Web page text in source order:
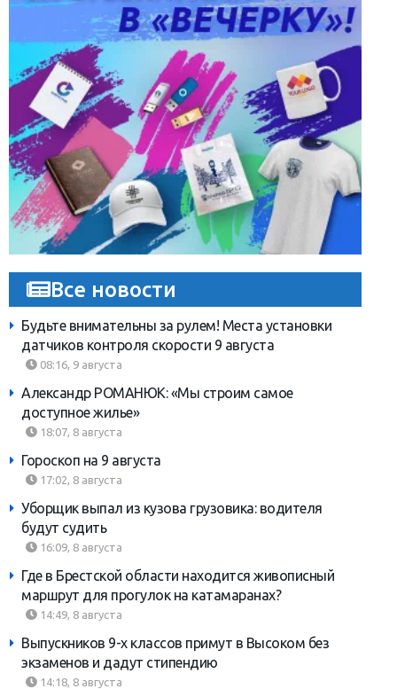
Все новости
Будьте внимательны за рулем! Места установки
датчиков контроля скорости 9 августа
08:16, 9 августа
Александр РОМАНЮК: «Мы строим самое
доступное жилье»
18:07, 8 августа
Гороскоп на 9 августа
17:02, 8 августа
Уборщик выпал из кузова грузовика: водителя
будут судить
16:09, 8 августа
Где в Брестской области находится живописный
маршрут для прогулок на катамаранах?
14:49, 8 августа
Выпускников 9-х классов примут в Высоком без
экзаменов и дадут стипендию
14:18, 8 августа